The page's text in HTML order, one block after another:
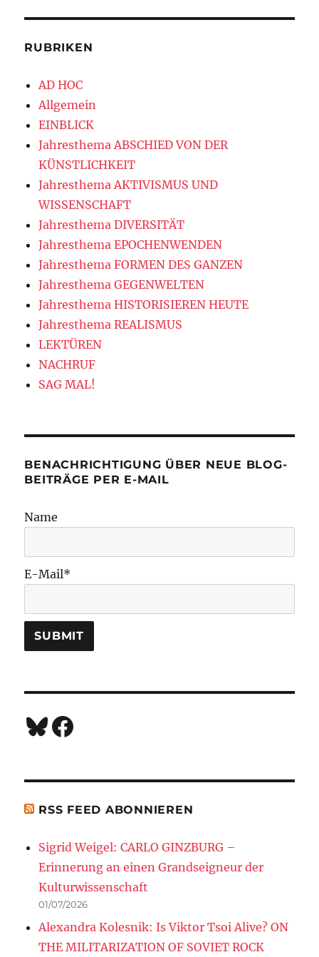
RUBRIKEN
AD HOC
Allgemein
EINBLICK
Jahresthema ABSCHIED VON DER
KÜNSTLICHKEIT
Jahresthema AKTIVISMUS UND
WISSENSCHAFT
Jahresthema DIVERSITÄT
Jahresthema EPOCHENWENDEN
Jahresthema FORMEN DES GANZEN
Jahresthema GEGENWELTEN
Jahresthema HISTORISIEREN HEUTE
Jahresthema REALISMUS
LEKTÜREN
NACHRUF
SAG MAL!
BENACHRICHTIGUNG ÜBER NEUE BLOG-
BEITRÄGE PER E-MAIL
Name
E-Mail*
Bluesky
Facebook
RSS FEED ABONNIEREN
Sigrid Weigel: CARLO GINZBURG –
Erinnerung an einen Grandseigneur der
Kulturwissenschaft
01/07/2026
Alexandra Kolesnik: Is Viktor Tsoi Alive? ON
THE MILITARIZATION OF SOVIET ROCK